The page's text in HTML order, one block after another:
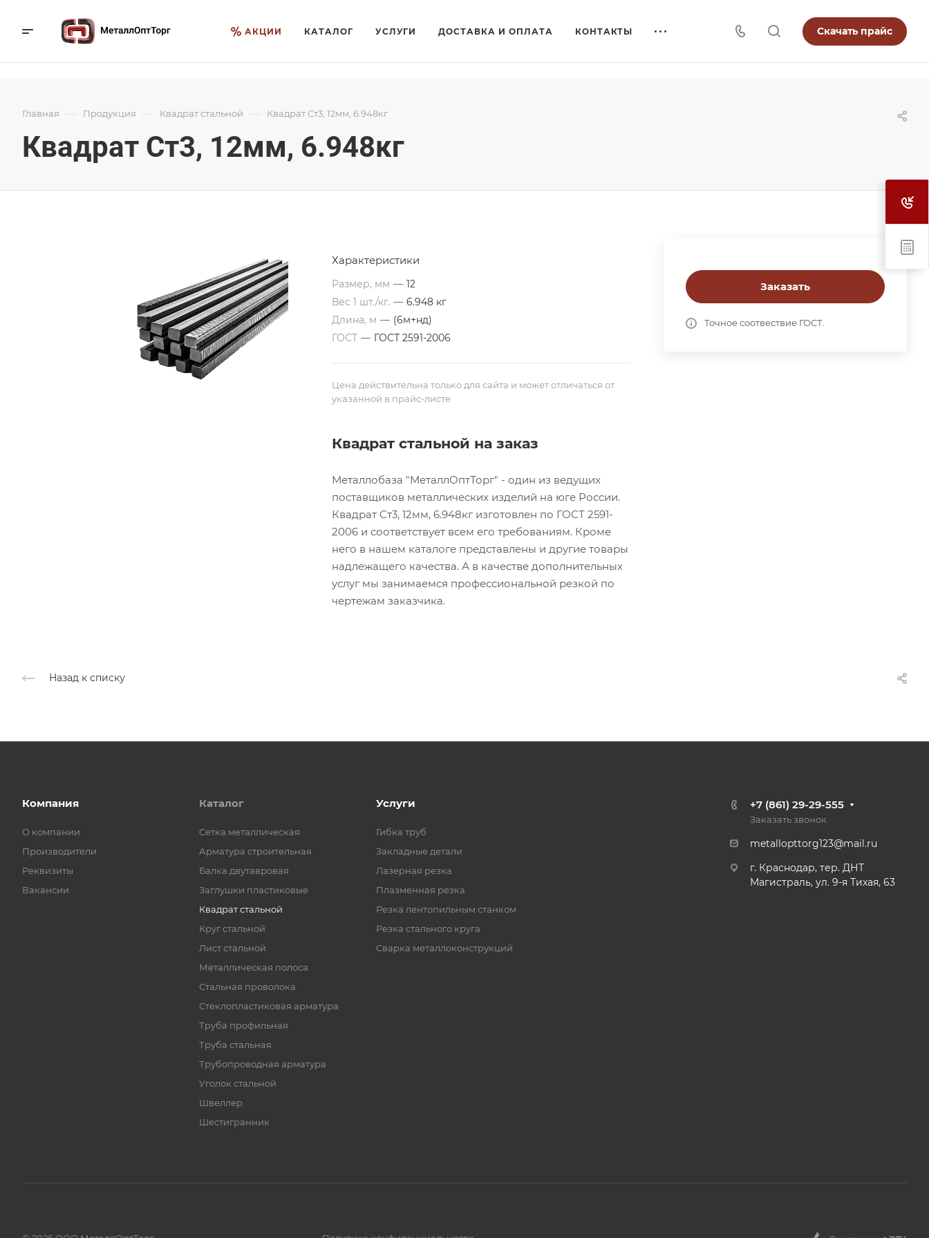
АКЦИИ КАТАЛОГ УСЛУГИ ДОСТАВКА И ОПЛАТА КОНТАКТЫ Скачать прайс
Главная — Продукция — Квадрат стальной — Квадрат Ст3, 12мм, 6.948кг
Квадрат Ст3, 12мм, 6.948кг
Заказать
Точное соотвествие ГОСТ.
Характеристики
Размер, мм — 12
Вес 1 шт./кг. — 6.948 кг
Длина, м — (6м+нд)
ГОСТ — ГОСТ 2591-2006
Цена действительна только для сайта и может отличаться от
указанной в прайс-листе
Квадрат стальной на заказ
Металлобаза "МеталлОптТорг" - один из ведущих
поставщиков металлических изделий на юге России.
Квадрат Ст3, 12мм, 6.948кг изготовлен по ГОСТ 2591-
2006 и соответствует всем его требованиям. Кроме
него в нашем каталоге представлены и другие товары
надлежащего качества. А в качестве дополнительных
услуг мы занимаемся профессиональной резкой по
чертежам заказчика.
Назад к списку
Компания
О компании
Производители
Реквизиты
Вакансии
Каталог
Cетка металлическая
Арматура строительная
Балка двутавровая
Заглушки пластиковые
Квадрат стальной
Круг стальной
Лист стальной
Металлическая полоса
Стальная проволока
Стеклопластиковая арматура
Труба профильная
Труба стальная
Трубопроводная арматура
Уголок стальной
Швеллер
Шестигранник
Услуги
Гибка труб
Закладные детали
Лазерная резка
Плазменная резка
Резка лентопильным станком
Резка стального круга
Сварка металлоконструкций
+7 (861) 29-29-555
Заказать звонок
metallopttorg123@mail.ru
г. Краснодар, тер. ДНТ
Магистраль, ул. 9-я Тихая, 63